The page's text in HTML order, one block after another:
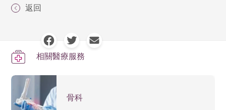
返回
相關醫療服務
骨科